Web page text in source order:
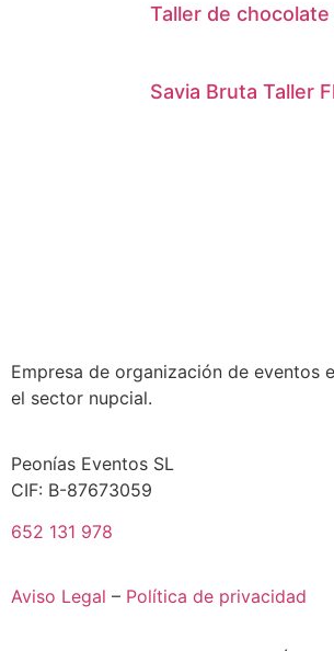
Taller de
Savia Bruta Taller
Empresa de organización de eventos
el sector nupcial.
Peonías Eventos SL
CIF: B-87673059
652 131 978
Aviso Legal – Política de privacidad